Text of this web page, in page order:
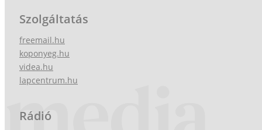
Szolgáltatás
freemail.hu
koponyeg.hu
videa.hu
lapcentrum.hu
Rádió